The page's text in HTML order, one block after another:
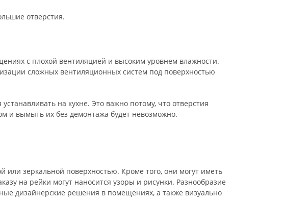
отверстия.
с плохой вентиляцией и высоким уровнем влажности.
сложных вентиляционных систем под поверхностью
на кухне. Это важно потому, что отверстия
и вымыть их без демонтажа будет невозможно.
или зеркальной поверхностью. Кроме того, они могут иметь
на рейки могут наносится узоры и рисунки. Разнообразие
дизайнерские решения в помещениях, а также визуально